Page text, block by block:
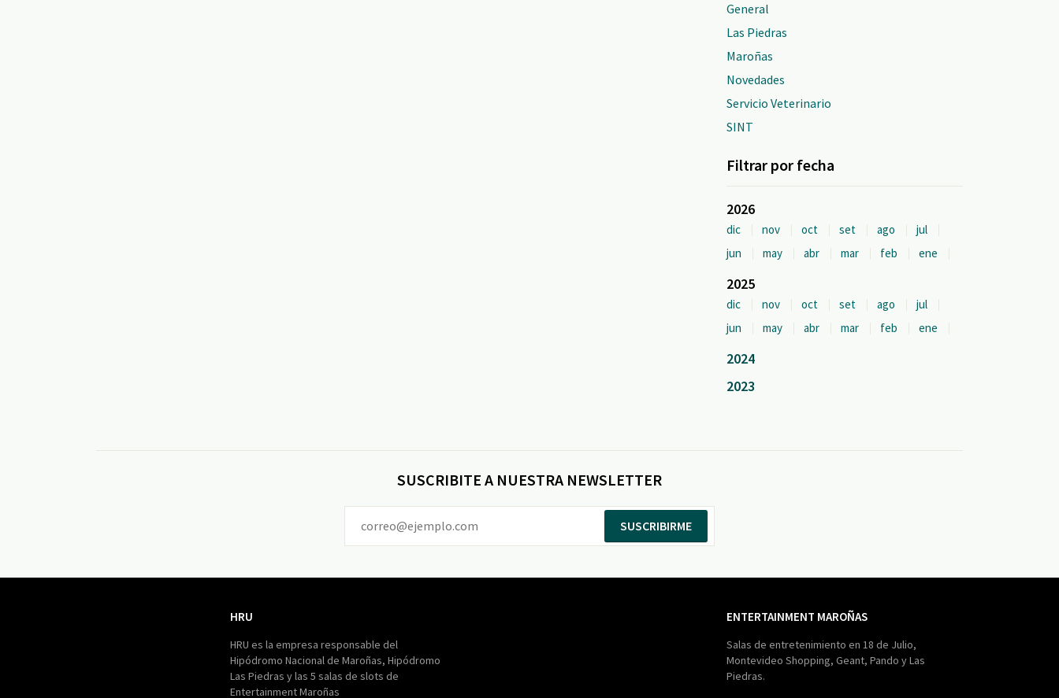
General
Las Piedras
Maroñas
Novedades
Servicio Veterinario
SINT
Filtrar por fecha
2026
dic nov oct set ago
jul
jun
may abr mar feb ene
2025
dic nov oct set ago
jul
jun
may abr mar feb ene
2024
2023
SUSCRIBITE A NUESTRA NEWSLETTER
SUSCRIBIRME
HRU
HRU es la empresa responsable del
Hipódromo Nacional de Maroñas, Hipódromo
Las Piedras y las 5 salas de slots de
Entertainment Maroñas
ENTERTAINMENT MAROÑAS
Salas de entretenimiento en 18 de Julio,
Montevideo Shopping, Geant, Pando y Las
Piedras.